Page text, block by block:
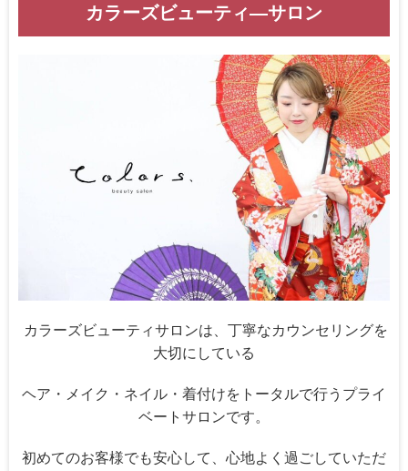
カラーズビューティ―サロン
カラーズビューティサロンは、丁寧なカウンセリングを
大切にしている
ヘア・メイク・ネイル・着付けをトータルで行うプライ
ベートサロンです。
初めてのお客様でも安心して、心地よく過ごしていただ